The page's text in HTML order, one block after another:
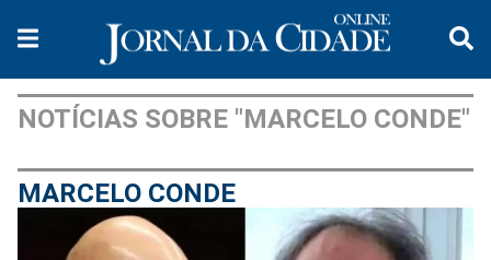
NOTÍCIAS SOBRE "MARCELO CONDE"
MARCELO CONDE